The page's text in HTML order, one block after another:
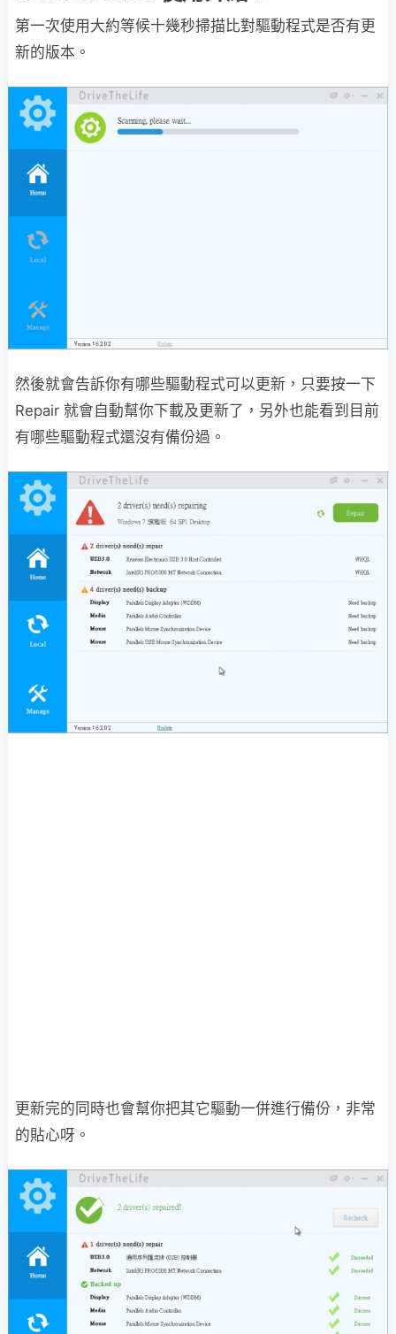
第一次使用大約等候十幾秒掃描比對驅動程式是否有更
新的版本。
然後就會告訴你有哪些驅動程式可以更新，只要按一下
Repair 就會自動幫你下載及更新了，另外也能看到目前
有哪些驅動程式還沒有備份過。
更新完的同時也會幫你把其它驅動一併進行備份，非常
的貼心呀。